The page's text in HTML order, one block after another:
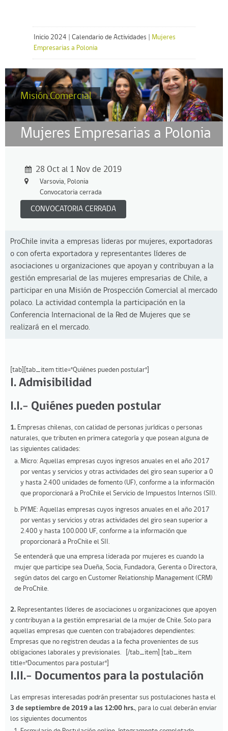
Inicio 2024 Calendario de Actividades
Mujeres
Empresarias a Polonia
Misión Comercial
Mujeres Empresarias a Polonia
28 Oct al 1 Nov de 2019
Varsovia, Polonia
Convocatoria cerrada
CONVOCATORIA CERRADA
ProChile invita a empresas lideras por mujeres, exportadoras
o con oferta exportadora y representantes líderes de
asociaciones u organizaciones que apoyan y contribuyan a la
gestión empresarial de las mujeres empresarias de Chile, a
participar en una Misión de Prospección Comercial al mercado
polaco. La actividad contempla la participación en la
Conferencia Internacional de la Red de Mujeres que se
realizará en el mercado.
[tab][tab_item title="Quiénes pueden postular"]
I. Admisibilidad
I.I.- Quiénes pueden postular
1. Empresas chilenas, con calidad de personas jurídicas o personas
naturales, que tributen en primera categoría y que posean alguna de
las siguientes calidades:
Micro: Aquellas empresas cuyos ingresos anuales en el año 2017
por ventas y servicios y otras actividades del giro sean superior a 0
y hasta 2.400 unidades de fomento (UF), conforme a la información
que proporcionará a ProChile el Servicio de Impuestos Internos (SII).
PYME: Aquellas empresas cuyos ingresos anuales en el año 2017
por ventas y servicios y otras actividades del giro sean superior a
2.400 y hasta 100.000 UF, conforme a la información que
proporcionará a ProChile el SII.
Se entenderá que una empresa liderada por mujeres es cuando la
mujer que participe sea Dueña, Socia, Fundadora, Gerenta o Directora,
según datos del cargo en Customer Relationship Management (CRM)
de ProChile.
2. Representantes líderes de asociaciones u organizaciones que apoyen
y contribuyan a la gestión empresarial de la mujer de Chile. Solo para
aquellas empresas que cuenten con trabajadores dependientes:
Empresas que no registren deudas a la fecha provenientes de sus
obligaciones laborales y previsionales. [/tab_item] [tab_item
title="Documentos para postular"]
I.II.- Documentos para la postulación
Las empresas interesadas podrán presentar sus postulaciones hasta el
3 de septiembre de 2019 a las 12:00 hrs., para lo cual deberán enviar
los siguientes documentos